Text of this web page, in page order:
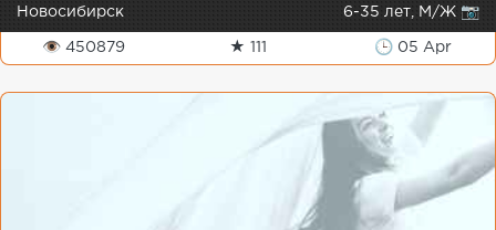
Новосибирск 6-35 лет, М/Ж 📷
👁 450879 ★ 111 🕒 05 Apr